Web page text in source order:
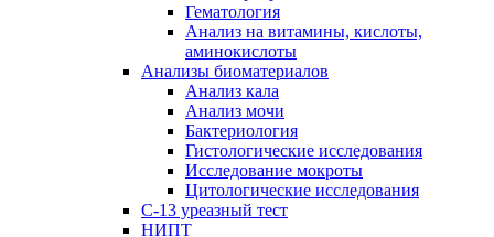
Гематология
Анализ на витамины, кислоты,
аминокислоты
Анализы биоматериалов
Анализ кала
Анализ мочи
Бактериология
Гистологические исследования
Исследование мокроты
Цитологические исследования
С-13 уреазный тест
НИПТ